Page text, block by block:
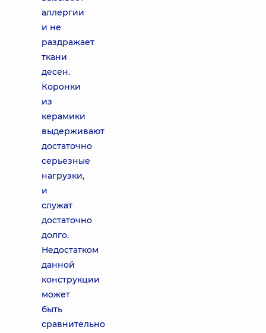
аллергии
и не
раздражает
ткани
десен.
Коронки
из
керамики
выдерживают
достаточно
серьезные
нагрузки,
и
служат
достаточно
долго.
Недостатком
данной
конструкции
может
быть
сравнительно